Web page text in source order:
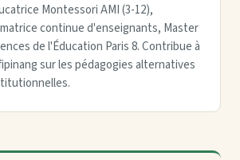
Montessori AMI (3-12),
continue d'enseignants, Master
de l'Éducation Paris 8. Contribue à
sur les pédagogies alternatives